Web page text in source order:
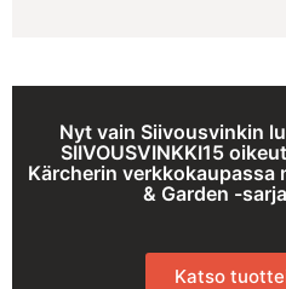
Nyt vain Siivousvinkin
SIIVOUSVINKKI15
Kärcherin verkkokaupassa
& Garden -
Katso